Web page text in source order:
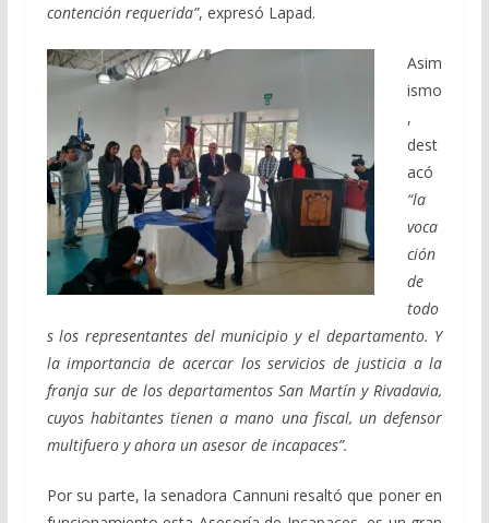
contención requerida”, expresó Lapad.
Asim
ismo
,
dest
acó
“la
voca
ción
de
todo
s los representantes del municipio y el departamento. Y
la importancia de acercar los servicios de justicia a la
franja sur de los departamentos San Martín y Rivadavia,
cuyos habitantes tienen a mano una fiscal, un defensor
multifuero y ahora un asesor de incapaces”.
Por su parte, la senadora Cannuni resaltó que poner en